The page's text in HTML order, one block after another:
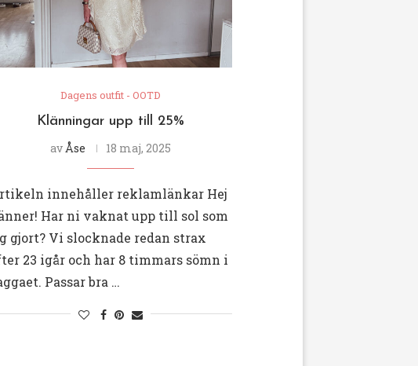
Dagens outfit - OOTD
Klänningar upp till 25%
avÅse 18 maj, 2025
innehåller reklamlänkar Hej
Har ni vaknat upp till sol som
gjort? Vi slocknade redan strax
23 igår och har 8 timmars sömn i
Passar bra …